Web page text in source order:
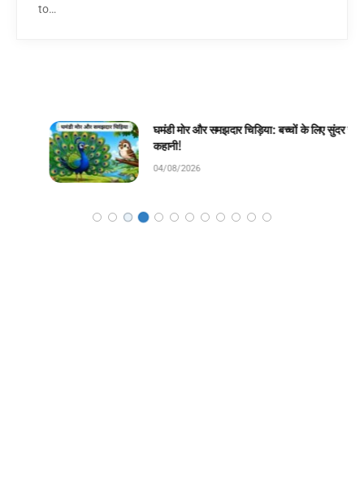
to…
घमंडी मोर और समझदार चिड़िया: बच्चों के लिए सुंदर जंगल
कहानी!
04/08/2026